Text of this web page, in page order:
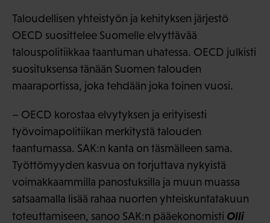
Taloudellisen yhteistyön ja kehityksen järjestö
OECD suosittelee Suomelle elvyttävää
talouspolitiikkaa taantuman uhatessa. OECD julkisti
suosituksensa tänään Suomen talouden
maaraportissa, joka tehdään joka toinen vuosi.
– OECD korostaa elvytyksen ja erityisesti
työvoimapolitiikan merkitystä talouden
taantumassa. SAK:n kanta on täsmälleen sama.
Työttömyyden kasvua on torjuttava nykyistä
voimakkaammilla panostuksilla ja muun muassa
satsaamalla lisää rahaa nuorten yhteiskuntatakuun
toteuttamiseen, sanoo SAK:n pääekonomisti Olli